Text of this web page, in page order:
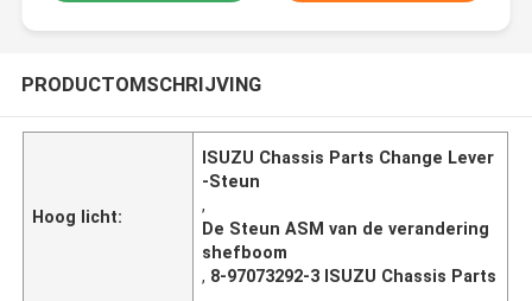
PRODUCTOMSCHRIJVING
Hoog licht:
ISUZU Chassis Parts Change Lever
-Steun
,
De Steun ASM van de verandering
shefboom
, 8-97073292-3 ISUZU Chassis Parts